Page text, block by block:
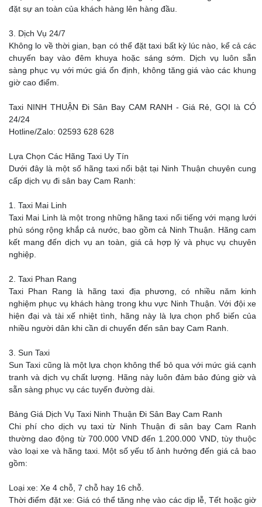
đặt sự an toàn của khách hàng lên hàng đầu.
3. Dịch Vụ 24/7
Không lo về thời gian, bạn có thể đặt taxi bất kỳ lúc nào, kể cả các
chuyến bay vào đêm khuya hoặc sáng sớm. Dịch vụ luôn sẵn
sàng phục vụ với mức giá ổn định, không tăng giá vào các khung
giờ cao điểm.
Taxi NINH THUẬN Đi Sân Bay CAM RANH - Giá Rẻ, GỌI là CÓ
24/24
Hotline/Zalo: 02593 628 628
Lựa Chọn Các Hãng Taxi Uy Tín
Dưới đây là một số hãng taxi nổi bật tại Ninh Thuận chuyên cung
cấp dịch vụ đi sân bay Cam Ranh:
1. Taxi Mai Linh
Taxi Mai Linh là một trong những hãng taxi nổi tiếng với mạng lưới
phủ sóng rộng khắp cả nước, bao gồm cả Ninh Thuận. Hãng cam
kết mang đến dịch vụ an toàn, giá cả hợp lý và phục vụ chuyên
nghiệp.
2. Taxi Phan Rang
Taxi Phan Rang là hãng taxi địa phương, có nhiều năm kinh
nghiệm phục vụ khách hàng trong khu vực Ninh Thuận. Với đội xe
hiện đại và tài xế nhiệt tình, hãng này là lựa chọn phổ biến của
nhiều người dân khi cần di chuyển đến sân bay Cam Ranh.
3. Sun Taxi
Sun Taxi cũng là một lựa chọn không thể bỏ qua với mức giá cạnh
tranh và dịch vụ chất lượng. Hãng này luôn đảm bảo đúng giờ và
sẵn sàng phục vụ các tuyến đường dài.
Bảng Giá Dịch Vụ Taxi Ninh Thuận Đi Sân Bay Cam Ranh
Chi phí cho dịch vụ taxi từ Ninh Thuận đi sân bay Cam Ranh
thường dao động từ 700.000 VND đến 1.200.000 VND, tùy thuộc
vào loại xe và hãng taxi. Một số yếu tố ảnh hưởng đến giá cả bao
gồm:
Loại xe: Xe 4 chỗ, 7 chỗ hay 16 chỗ.
Thời điểm đặt xe: Giá có thể tăng nhẹ vào các dịp lễ, Tết hoặc giờ